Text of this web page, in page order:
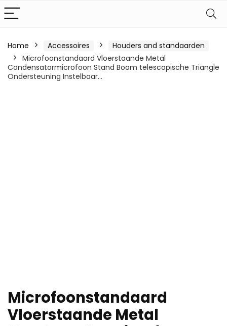
Home Accessoires
Houders and standaarden
Microfoonstandaard Vloerstaande Metal
Condensatormicrofoon Stand Boom telescopische Triangle
Ondersteuning Instelbaar…
Microfoonstandaard
Vloerstaande Metal